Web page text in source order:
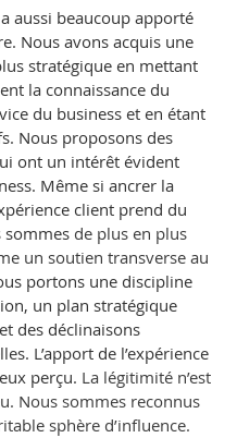
aussi beaucoup apporté
Nous avons acquis une
stratégique en mettant
la connaissance du
du business et en étant
Nous proposons des
ont un intérêt évident
Même si ancrer la
client prend du
sommes de plus en plus
un soutien transverse au
portons une discipline
un plan stratégique
des déclinaisons
L’apport de l’expérience
perçu. La légitimité n’est
Nous sommes reconnus
sphère d’influence.